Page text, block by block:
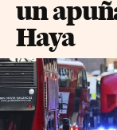
un
Haya